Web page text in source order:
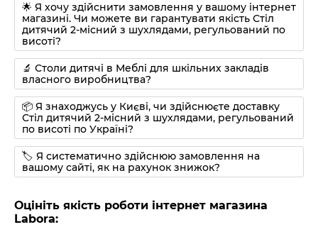
🌟 Я хочу здійснити замовлення у вашому інтернет
магазині. Чи можете ви гарантувати якість Стіл
дитячий 2-місний з шухлядами, регульований по
висоті?
🔬 Столи дитячі в Меблі для шкільних закладів
власного виробництва?
📦 Я знаходжусь у Києві, чи здійснюєте доставку
Стіл дитячий 2-місний з шухлядами, регульований
по висоті по Україні?
🏷 Я систематично здійснюю замовлення на
вашому сайті, як на рахунок знижок?
Оцініть якість роботи інтернет магазина
Labora: